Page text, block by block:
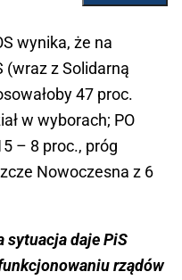
wynika, że na
(wraz z Solidarną
47 proc.
w wyborach; PO
– 8 proc., próg
Nowoczesna z 6
sytuacja daje PiS
rządów